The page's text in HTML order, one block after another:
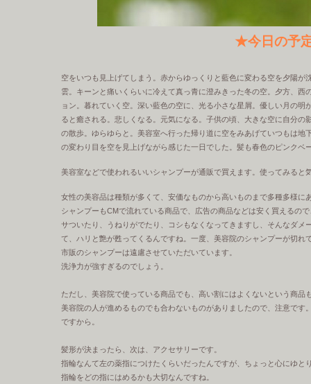
★今日の予
空をいつも見上げてしまう。赤からゆっくりと藍色に変わる空を夕陽
雲。キーンと痛いくらいに冷えて真っ青に澄みきった冬の空。夕方、
ョン。暮れていく空。深い藍色の空に、光る小さな星屑。優しい月の
ると癒される。悲しくなる。元気になる。子供の頃、大きな空に自分
の散歩。ゆらゆらと。美容室へ行った帰り道に空をみあげていつもは
の変わり目を空を見上げながら感じた一日でした。髪も春色のピンクベ
美容室などで使われるいいシャンプーが通販で買えます。使ってみると
女性の美容品は種類が多くて、安価なものから高いものまで多種多様に
シャンプーもCMで流れている商品で、広告の商品などは安く買えるの
サついたり、うねりがでたり、コシもなくなってきますし、そんなダ
て、ハリと艶が甦ってくるんですね。一度、美容院のシャンプーが切
市販のシャンプーは遠慮させていただいています。
洗浄力が強すぎるのでしょう。
ただし、美容院で使っている商品でも、高い割にはよくないという商
美容院の人が進めるものでも合わないものがありましたので、注意で
ですから。
髪形が決まったら、次は、アクセサリーです。
指輪なんて左の薬指につけたくらいだったんですが、ちょっと心にゆ
指輪をどの指にはめるかも大切なんですね。